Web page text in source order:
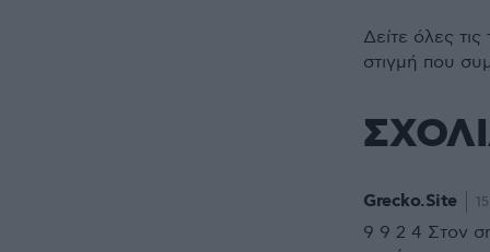
Δείτε όλες τις
στιγμή που
Grecko.Site
9 9 2 4 Στον